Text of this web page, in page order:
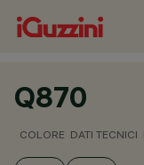
Q870
COLORE DATI TECNICI